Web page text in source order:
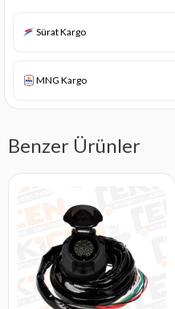
Sürat Kargo
MNG Kargo
Benzer Ürünler